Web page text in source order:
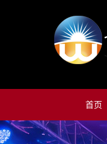
首页